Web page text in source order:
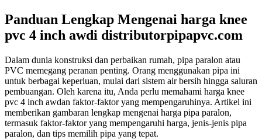
Panduan Lengkap Mengenai harga knee
pvc 4 inch awdi distributorpipapvc.com
Dalam dunia konstruksi dan perbaikan rumah, pipa paralon atau
PVC memegang peranan penting. Orang menggunakan pipa ini
untuk berbagai keperluan, mulai dari sistem air bersih hingga saluran
pembuangan. Oleh karena itu, Anda perlu memahami harga knee
pvc 4 inch awdan faktor-faktor yang mempengaruhinya. Artikel ini
memberikan gambaran lengkap mengenai harga pipa paralon,
termasuk faktor-faktor yang mempengaruhi harga, jenis-jenis pipa
paralon, dan tips memilih pipa yang tepat.